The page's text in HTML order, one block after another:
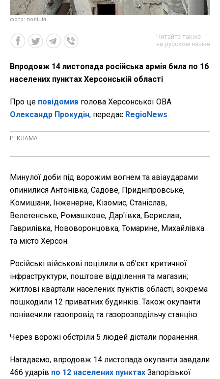
фото: поліція
Читайте также
на русском языке
Впродовж 14 листопада російська армія била по 16
населених пунктах Херсонській області
Про це повідомив голова Херсонської ОВА
Олександр Прокудін, передає RegioNews.
Минулої доби під ворожим вогнем та авіаударами
опинилися Антонівка, Садове, Придніпровське,
Комишани, Інженерне, Кізомис, Станіслав,
Велетенське, Ромашкове, Дар'ївка, Берислав,
Гаврилівка, Нововоронцовка, Томарине, Михайлівка
та місто Херсон.
Російські військові поцілили в об'єкт критичної
інфраструктури, поштове відділення та магазин;
житлові квартали населених пунктів області, зокрема
пошкодили 12 приватних будинків. Також окупанти
понівечили газопровід та газорозподільчу станцію.
Через ворожі обстріли 5 людей дістали поранення.
Нагадаємо, впродовж 14 листопада окупанти завдали
466 ударів по 12 населених пунктах Запорізької